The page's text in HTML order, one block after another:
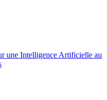
une Intelligence Artificielle au